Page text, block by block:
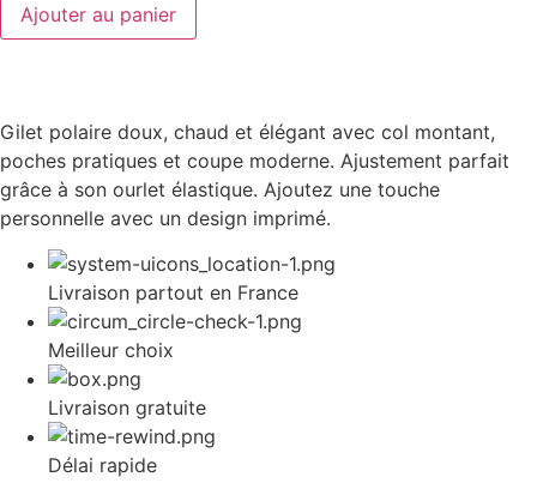
Ajouter au panier
Gilet polaire doux, chaud et élégant avec col montant,
poches pratiques et coupe moderne. Ajustement parfait
grâce à son ourlet élastique. Ajoutez une touche
personnelle avec un design imprimé.
Livraison partout en France
Meilleur choix
Livraison gratuite
Délai rapide